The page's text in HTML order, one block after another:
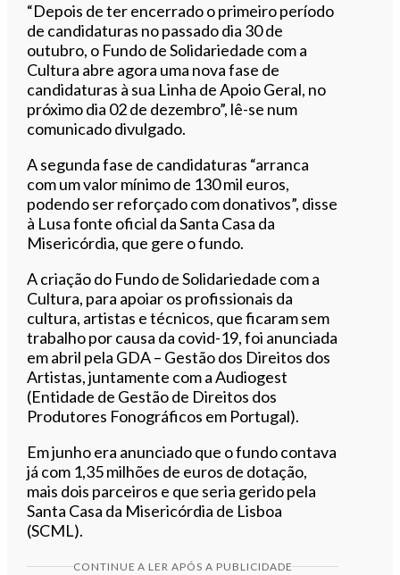
“Depois de ter encerrado o primeiro período
de candidaturas no passado dia 30 de
outubro, o Fundo de Solidariedade com a
Cultura abre agora uma nova fase de
candidaturas à sua Linha de Apoio Geral, no
próximo dia 02 de dezembro”, lê-se num
comunicado divulgado.
A segunda fase de candidaturas “arranca
com um valor mínimo de 130 mil euros,
podendo ser reforçado com donativos”, disse
à Lusa fonte oficial da Santa Casa da
Misericórdia, que gere o fundo.
A criação do Fundo de Solidariedade com a
Cultura, para apoiar os profissionais da
cultura, artistas e técnicos, que ficaram sem
trabalho por causa da covid-19, foi anunciada
em abril pela GDA – Gestão dos Direitos dos
Artistas, juntamente com a Audiogest
(Entidade de Gestão de Direitos dos
Produtores Fonográficos em Portugal).
Em junho era anunciado que o fundo contava
já com 1,35 milhões de euros de dotação,
mais dois parceiros e que seria gerido pela
Santa Casa da Misericórdia de Lisboa
(SCML).
CONTINUE A LER APÓS A PUBLICIDADE